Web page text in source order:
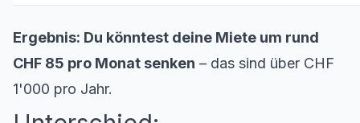
Ergebnis: Du könntest deine Miete um rund
CHF 85 pro Monat senken – das sind über CHF
1'000 pro Jahr.